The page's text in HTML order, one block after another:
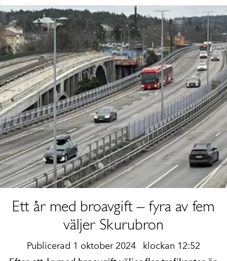
Ett år med broavgift – fyra av fem
väljer Skurubron
Publicerad 1 oktober 2024 klockan 12:52